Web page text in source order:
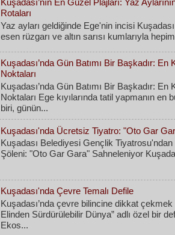
Kuşadası’nın En Güzel Plajları: Yaz
Rotaları
​Yaz ayları geldiğinde Ege'nin incisi
esen rüzgarı ve altın sarısı kumlarıyla
Kuşadası’nda Gün Batımı Bir Başkadır: En
Noktaları
Kuşadası’nda Gün Batımı Bir Başkadır: En
Noktaları Ege kıyılarında tatil yapmanın en
biri, günün...
Kuşadası'nda Ücretsiz Tiyatro: "Oto Gar
Kuşadası Belediyesi Gençlik
Şöleni: "Oto Gar Gara" Sahneleniyor
Kuşadası'nda Çevre Temalı Defile
Kuşadası’nda çevre bilincine dikkat çekmek
Elinden Sürdürülebilir Dünya” adlı özel bir
Ekos...